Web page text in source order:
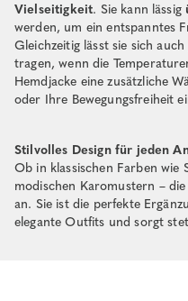
Vielseitigkeit. Sie kann lässig
werden, um ein entspanntes
Gleichzeitig lässt sie sich
tragen, wenn die
Hemdjacke eine zusätzliche
oder Ihre Bewegungsfreiheit
Stilvolles Design für jeden
Ob in klassischen Farben wie
modischen Karomustern –
an. Sie ist die perfekte
elegante Outfits und sorgt